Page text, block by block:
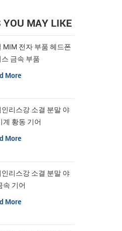
YOU MAY LIKE
MIM 전자 부품 헤드폰
금속 부품
More
인리스강 소결 분말 야
계 황동 기어
More
인리스강 소결 분말 야
속 기어
More